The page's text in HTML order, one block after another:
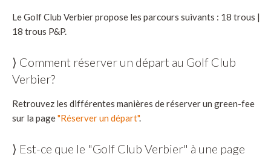
Le Golf Club Verbier propose les parcours suivants : 18 trous |
18 trous P&P.
⟩ Comment réserver un départ au Golf Club
Verbier?
Retrouvez les différentes manières de réserver un green-fee
sur la page"Réserver un départ".
⟩ Est-ce que le "Golf Club Verbier" à une page